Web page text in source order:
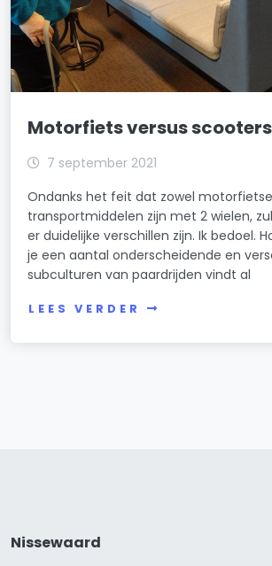
Motorfiets versus scooters
7 september 2021
Ondanks het feit dat zowel
transportmiddelen zijn met 2 wielen,
er duidelijke verschillen zijn. Ik bedoel.
je een aantal onderscheidende en
subculturen van paardrijden vindt al
LEES VERDER
Nissewaard